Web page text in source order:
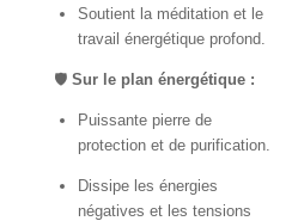
Soutient la méditation et le
travail énergétique profond.
🛡️ Sur le plan énergétique :
Puissante pierre de
protection et de purification.
Dissipe les énergies
négatives et les tensions